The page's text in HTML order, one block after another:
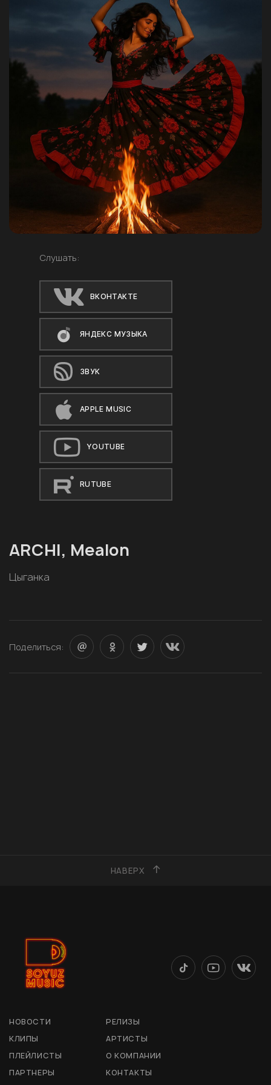
Слушать:
ВКОНТАКТЕ
ЯНДЕКС МУЗЫКА
ЗВУК
APPLE MUSIC
YOUTUBE
RUTUBE
ARCHI, Mealon
Цыганка
Поделиться:
НАВЕРХ
НОВОСТИ
РЕЛИЗЫ
КЛИПЫ
АРТИСТЫ
ПЛЕЙЛИСТЫ
О КОМПАНИИ
ПАРТНЕРЫ
КОНТАКТЫ